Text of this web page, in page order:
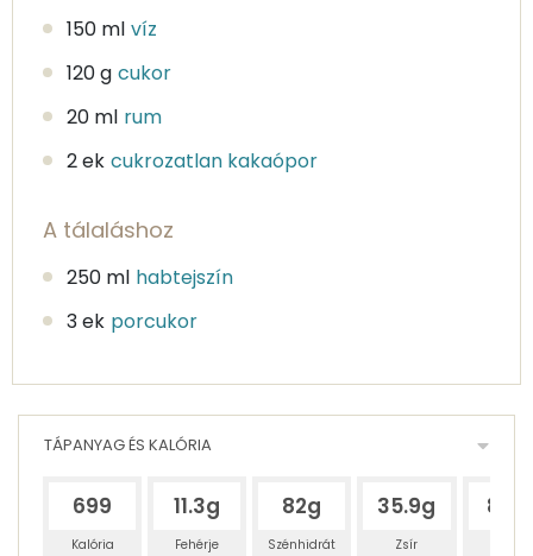
150 ml víz
120 g cukor
20 ml rum
2 ek cukrozatlan kakaópor
A tálaláshoz
250 ml habtejszín
3 ek porcukor
TÁPANYAG ÉS KALÓRIA
699
Kalória
11.3g
Fehérje
82g
Szénhidrát
35.9g
Zsír